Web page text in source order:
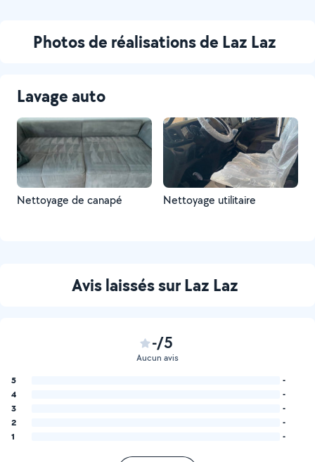
Photos de réalisations de Laz Laz
Lavage auto
Nettoyage de canapé Nettoyage utilitaire
Avis laissés sur Laz Laz
-/5
Aucun avis
5
-
4
-
3
-
2
-
1
-